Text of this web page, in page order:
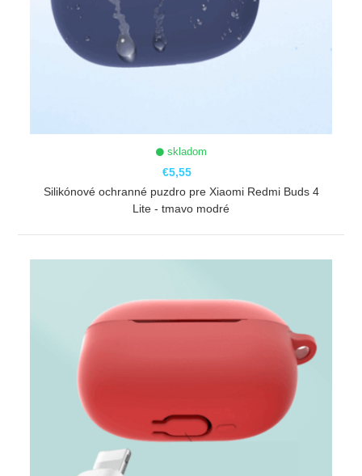
skladom
€5,55
ZOBRAZIŤ
Silikónové ochranné puzdro pre Xiaomi Redmi Buds 4
Lite - tmavo modré